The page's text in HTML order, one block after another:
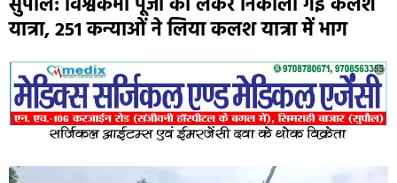
यात्रा, 251 कन्याओं ने लिया कलश यात्रा में भाग